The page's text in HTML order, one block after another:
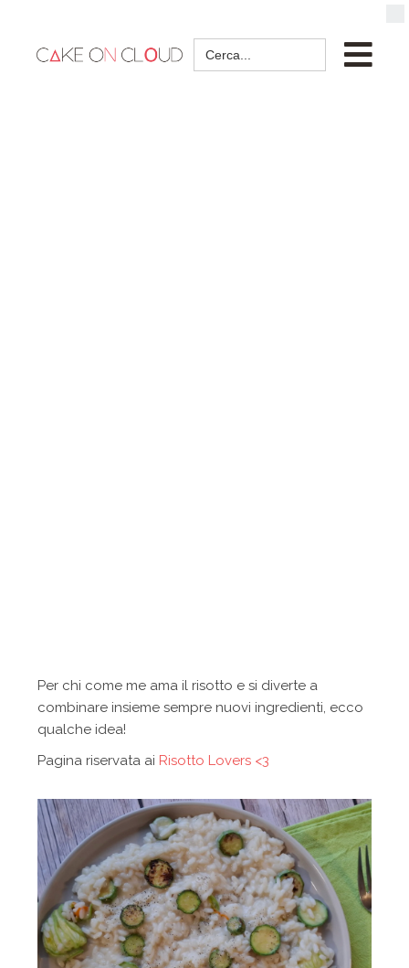
Search
for:
Per chi come me ama il risotto e si diverte a
combinare insieme sempre nuovi ingredienti, ecco
qualche idea!
Pagina riservata ai Risotto Lovers <3